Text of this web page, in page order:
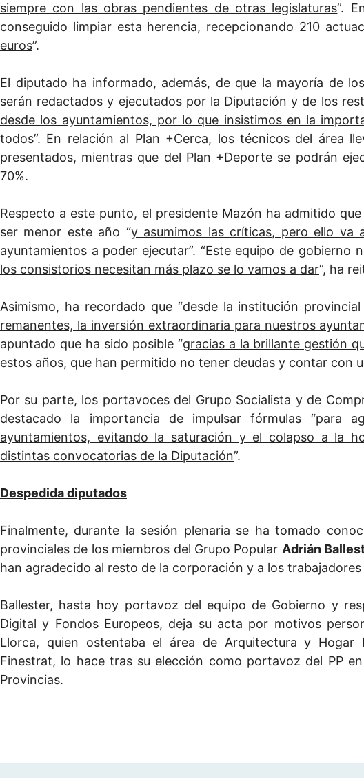
siempre con las obras pendientes de otras legislaturas”.
conseguido limpiar esta herencia, recepcionando 210
euros”.
El diputado ha informado, además, de que la mayoría de
serán redactados y ejecutados por la Diputación y de los
desde los ayuntamientos, por lo que insistimos en la
todos”. En relación al Plan +Cerca, los técnicos del área
presentados, mientras que del Plan +Deporte se podrán
70%.
Respecto a este punto, el presidente Mazón ha admitido
ser menor este año “y asumimos las críticas, pero ello va
ayuntamientos a poder ejecutar”. “Este equipo de gobierno
los consistorios necesitan más plazo se lo vamos a dar”, ha
Asimismo, ha recordado que “desde la institución
remanentes, la inversión extraordinaria para nuestros
apuntado que ha sido posible “gracias a la brillante gestión
estos años, que han permitido no tener deudas y contar con
Por su parte, los portavoces del Grupo Socialista y de
destacado la importancia de impulsar fórmulas “para
ayuntamientos, evitando la saturación y el colapso a la
distintas convocatorias de la Diputación”.
Despedida diputados
Finalmente, durante la sesión plenaria se ha tomado
provinciales de los miembros del Grupo Popular Adrián
han agradecido al resto de la corporación y a los
Ballester, hasta hoy portavoz del equipo de Gobierno y
Digital y Fondos Europeos, deja su acta por motivos
Llorca, quien ostentaba el área de Arquitectura y Hogar
Finestrat, lo hace tras su elección como portavoz del PP
Provincias.